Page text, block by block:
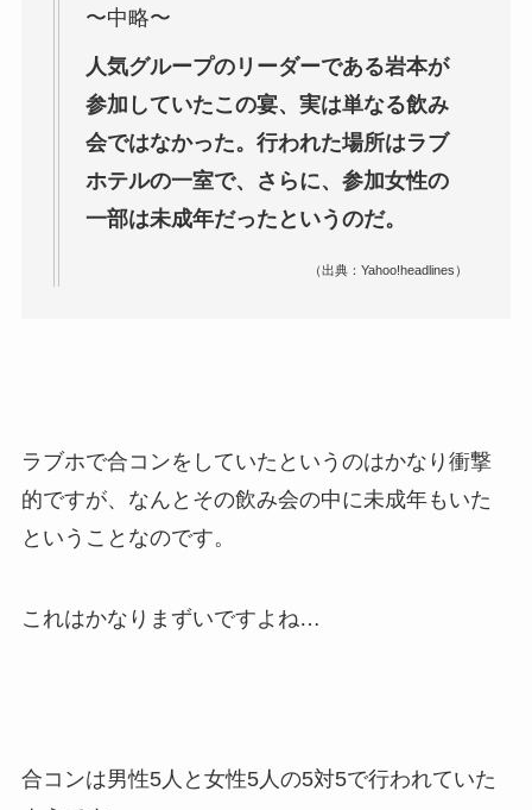
〜中略〜
人気グループのリーダーである岩本が
参加していたこの宴、実は単なる飲み
会ではなかった。行われた場所はラブ
ホテルの一室で、さらに、参加女性の
一部は未成年だったというのだ。
（出典：Yahoo!headlines）
ラブホで合コンをしていたというのはかなり衝撃
的ですが、なんとその飲み会の中に未成年もいた
ということなのです。
これはかなりまずいですよね…
合コンは男性5人と女性5人の5対5で行われていた